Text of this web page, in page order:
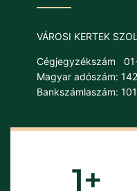
VÁROSI KERTEK
Cégjegyzékszám
Magyar adószám:
Bankszámlaszám:
1